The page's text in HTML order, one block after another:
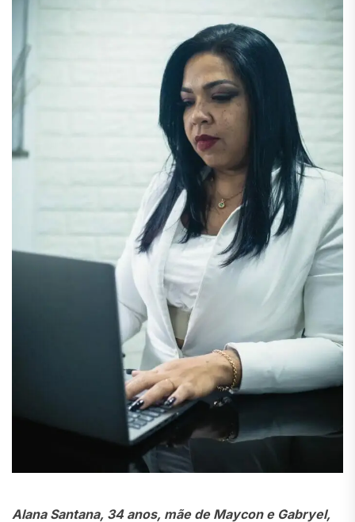
Alana Santana, 34 anos, mãe de Maycon e Gabryel,